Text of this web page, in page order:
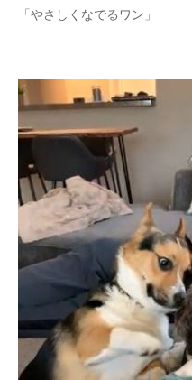
「やさしくなでるワン」